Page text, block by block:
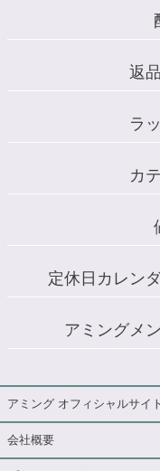
返
ラ
カ
定休日カレン
アミングメ
アミング オフィシャルサイト
会社概要